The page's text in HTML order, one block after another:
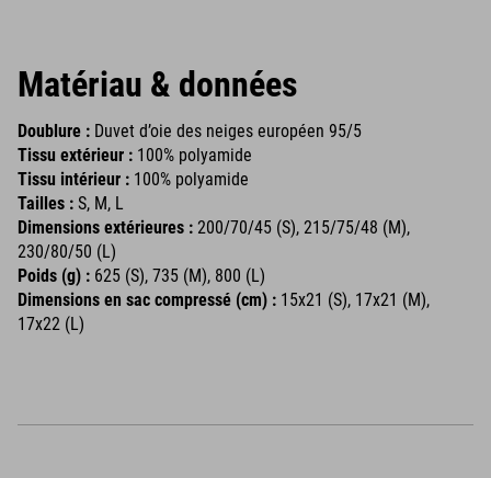
Matériau & données
Doublure : Duvet d’oie des neiges européen 95/5
Tissu extérieur : 100% polyamide
Tissu intérieur : 100% polyamide
Tailles : S, M, L
Dimensions extérieures : 200/70/45 (S), 215/75/48 (M),
230/80/50 (L)
Poids (g) : 625 (S), 735 (M), 800 (L)
Dimensions en sac compressé (cm) : 15x21 (S), 17x21 (M),
17x22 (L)